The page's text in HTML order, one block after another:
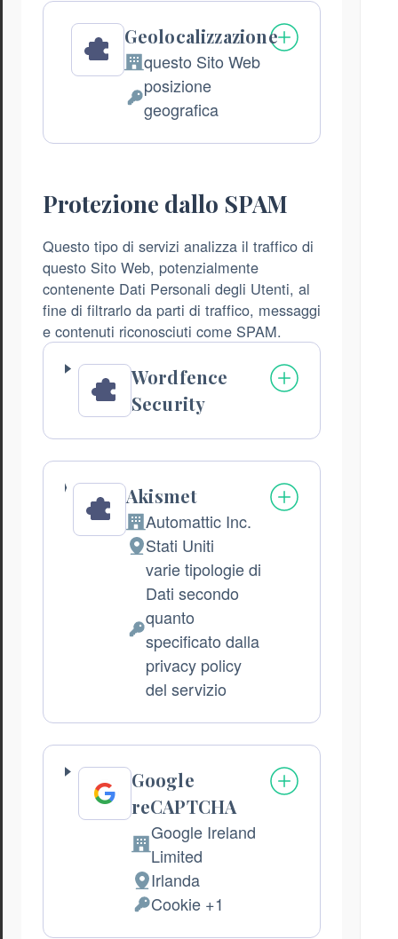
Geolocalizzazione
Azienda:
questo Sito Web
Dati
posizione
geografica
Protezione dallo SPAM
Questo tipo di servizi analizza il traffico di
questo Sito Web, potenzialmente
contenente Dati Personali degli Utenti, al
fine di filtrarlo da parti di traffico, messaggi
e contenuti riconosciuti come SPAM.
Wordfence
Security
Akismet
Azienda:
Automattic Inc.
Luogo
trattamento:
Stati Uniti
Dati
Personali
trattati:
varie tipologie di
Dati secondo
quanto
specificato dalla
privacy policy
del servizio
Google
reCAPTCHA
Azienda:
Google Ireland
Limited
Luogo
del
Irlanda
DatiCookie +1